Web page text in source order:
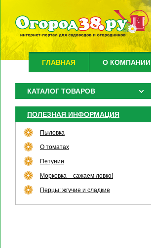
ГЛАВНАЯ О КОМПАНИИ
КАТАЛОГ ТОВАРОВ
ПОЛЕЗНАЯ ИНФОРМАЦИЯ
Пыловка
О томатах
Петунии
Морковка – сажаем ловко!
Перцы: жгучие и сладкие